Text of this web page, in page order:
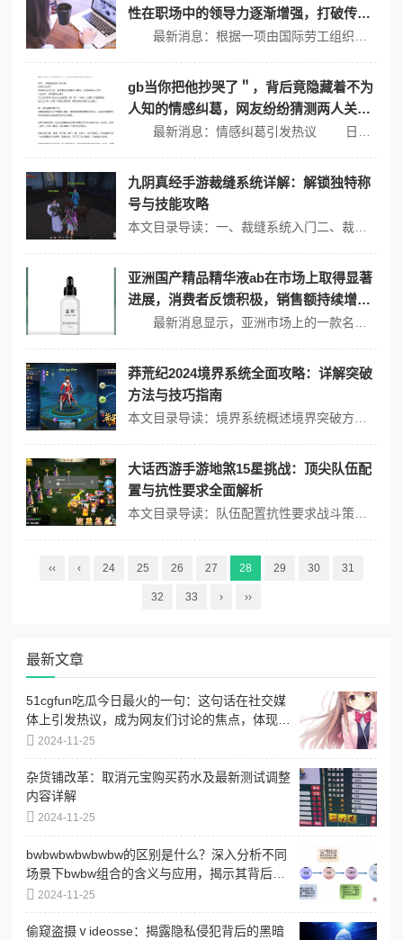
性在职场中的领导力逐渐增强，打破传统
性别角色的束缚，引发社会广泛关注与讨
gb当你把他抄哭了＂，背后竟隐藏着不为
人知的情感纠葛，网友纷纷猜测两人关系
真相！
九阴真经手游裁缝系统详解：解锁独特称
号与技能攻略
亚洲国产精品精华液ab在市场上取得显著
进展，消费者反馈积极，销售额持续增
长，引发行业关注与讨论
莽荒纪2024境界系统全面攻略：详解突破
方法与技巧指南
大话西游手游地煞15星挑战：顶尖队伍配
置与抗性要求全面解析
‹‹ ‹ 24 25 26 27 28 29 30 31
32 33 › ››
最新文章
51cgfun吃瓜今日最火的一句：这句话在社交媒
体上引发热议，成为网友们讨论的焦点，体现了
当下流行文化的趣味与共鸣
2024-11-25
杂货铺改革：取消元宝购买药水及最新测试调整
内容详解
2024-11-25
bwbwbwbwbwbw的区别是什么？深入分析不同
场景下bwbw组合的含义与应用，揭示其背后的
文化和语境差异
2024-11-25
偷窥盗摄ⅴideosse：揭露隐私侵犯背后的黑暗